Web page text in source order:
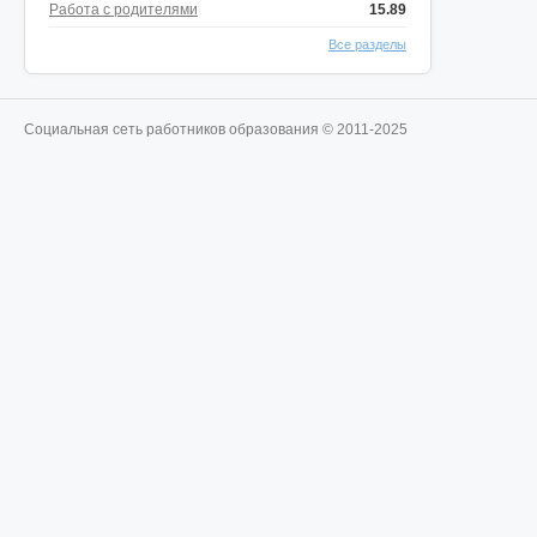
Работа с родителями 15.89
Все разделы
Социальная сеть работников образования © 2011-2025